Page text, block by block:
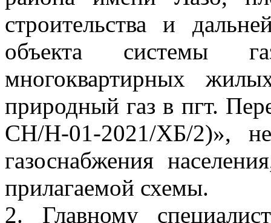
строительства и
объекта системы
многоквартирных
природный газ в пгт.
СН/Н-01-2021/ХБ/2)»,
газоснабжения
прилагаемой схемы.
2. Главному